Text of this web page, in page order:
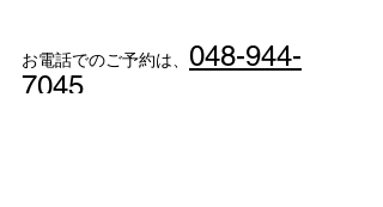
お電話でのご予約は、 048-944-
7045